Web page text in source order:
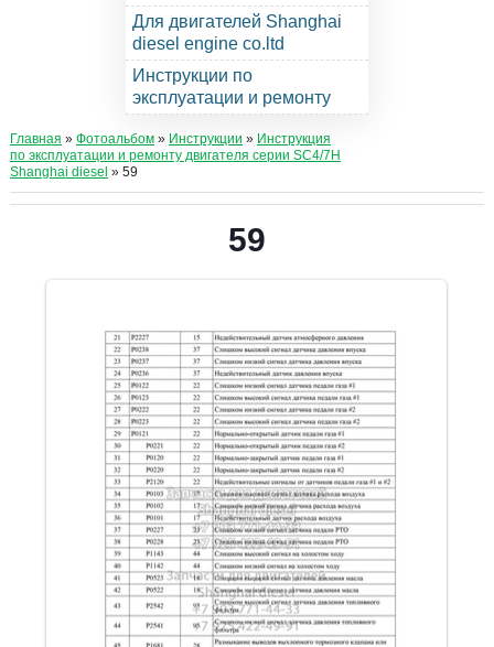
Для двигателей Shanghai
diesel engine co.ltd
Инструкции по
эксплуатации и ремонту
Главная » Фотоальбом» Инструкции » Инструкция
по эксплуатации и ремонту двигателя серии SC4/7H
Shanghai diesel » 59
59